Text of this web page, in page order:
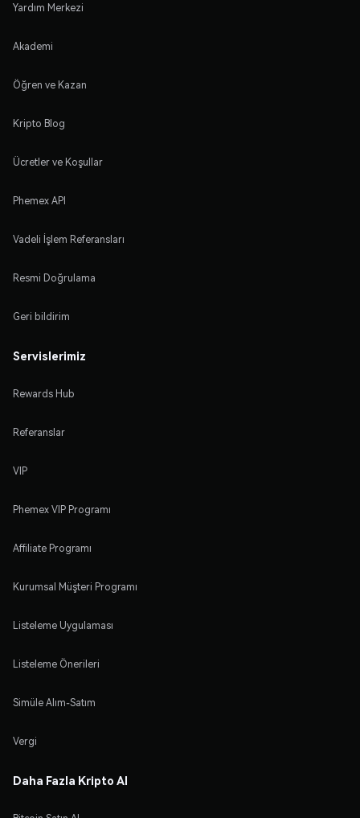
Yardım Merkezi
Akademi
Öğren ve Kazan
Kripto Blog
Ücretler ve Koşullar
Phemex API
Vadeli İşlem Referansları
Resmi Doğrulama
Geri bildirim
Servislerimiz
Rewards Hub
Referanslar
VIP
Phemex VIP Programı
Affiliate Programı
Kurumsal Müşteri Programı
Listeleme Uygulaması
Listeleme Önerileri
Simüle Alım-Satım
Vergi
Daha Fazla Kripto Al